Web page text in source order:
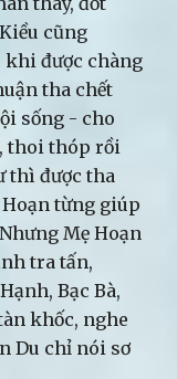
cũng
khi được chàng
tha chết
sống - cho
thoi thóp rồi
thì được tha
từng giúp
Mẹ Hoạn
tra tấn,
Bạc Bà,
khốc, nghe
Du chỉ nói sơ